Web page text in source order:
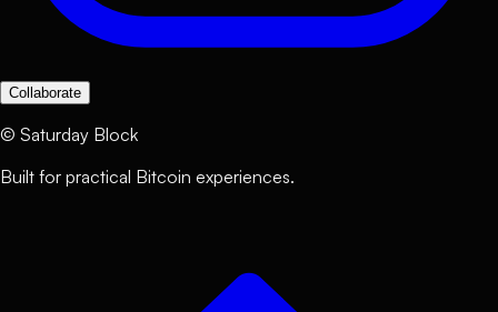
Collaborate
© Saturday Block
Built for practical Bitcoin experiences.